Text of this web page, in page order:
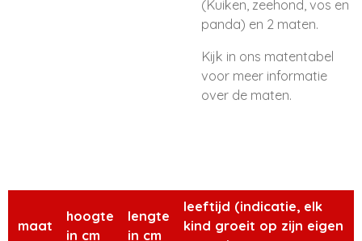
(Kuiken, zeehond, vos en
panda) en 2 maten.
Kijk in ons matentabel
voor meer informatie
over de maten.
maat
hoogte
in cm
lengte
in cm
leeftijd (indicatie, elk
kind groeit op zijn eigen